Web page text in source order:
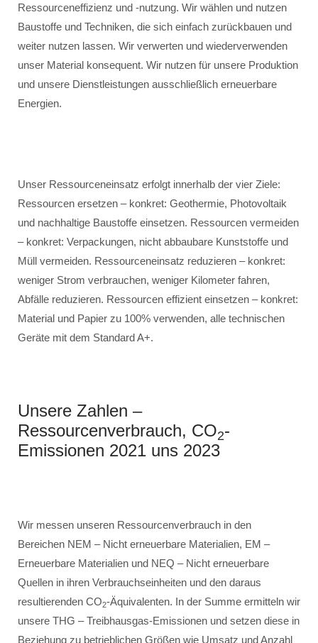
Ressourceneffizienz und -nutzung. Wir wählen und nutzen
Baustoffe und Techniken, die sich einfach zurückbauen und
weiter nutzen lassen. Wir verwerten und wiederverwenden
unser Material konsequent. Wir nutzen für unsere Produktion
und unsere Dienstleistungen ausschließlich erneuerbare
Energien.
Unser Ressourceneinsatz erfolgt innerhalb der vier Ziele:
Ressourcen ersetzen – konkret: Geothermie, Photovoltaik
und nachhaltige Baustoffe einsetzen. Ressourcen vermeiden
– konkret: Verpackungen, nicht abbaubare Kunststoffe und
Müll vermeiden. Ressourceneinsatz reduzieren – konkret:
weniger Strom verbrauchen, weniger Kilometer fahren,
Abfälle reduzieren. Ressourcen effizient einsetzen – konkret:
Material und Papier zu 100% verwenden, alle technischen
Geräte mit dem Standard A+.
Unsere Zahlen –
Ressourcenverbrauch, CO2-
Emissionen 2021 uns 2023
Wir messen unseren Ressourcenverbrauch in den
Bereichen NEM – Nicht erneuerbare Materialien, EM –
Erneuerbare Materialien und NEQ – Nicht erneuerbare
Quellen in ihren Verbrauchseinheiten und den daraus
resultierenden CO2-Äquivalenten. In der Summe ermitteln wir
unsere THG – Treibhausgas-Emissionen und setzen diese in
Beziehung zu betrieblichen Größen wie Umsatz und Anzahl